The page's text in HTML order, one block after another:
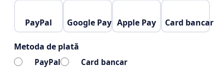
PayPal Google Pay Apple Pay Card bancar
Metoda de plată
PayPal Card bancar